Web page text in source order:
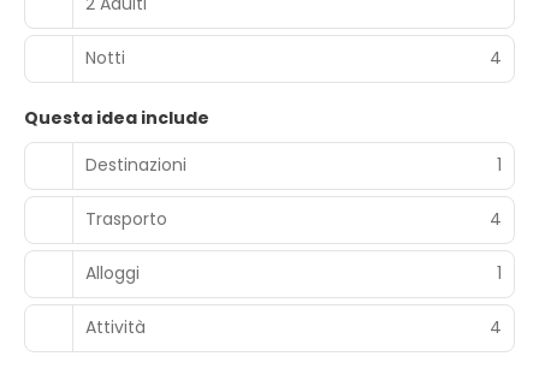
Notti 4
Questa idea include
Destinazioni
1
Trasporto 4
Alloggi 1
Attività 4